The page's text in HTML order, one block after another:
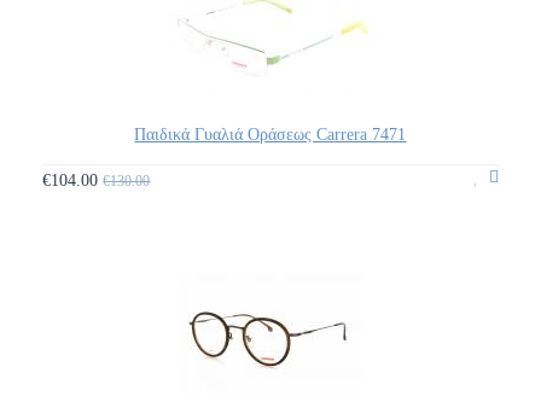
Παιδικά Γυαλιά Οράσεως Carrera 7471
€104.00€130.00